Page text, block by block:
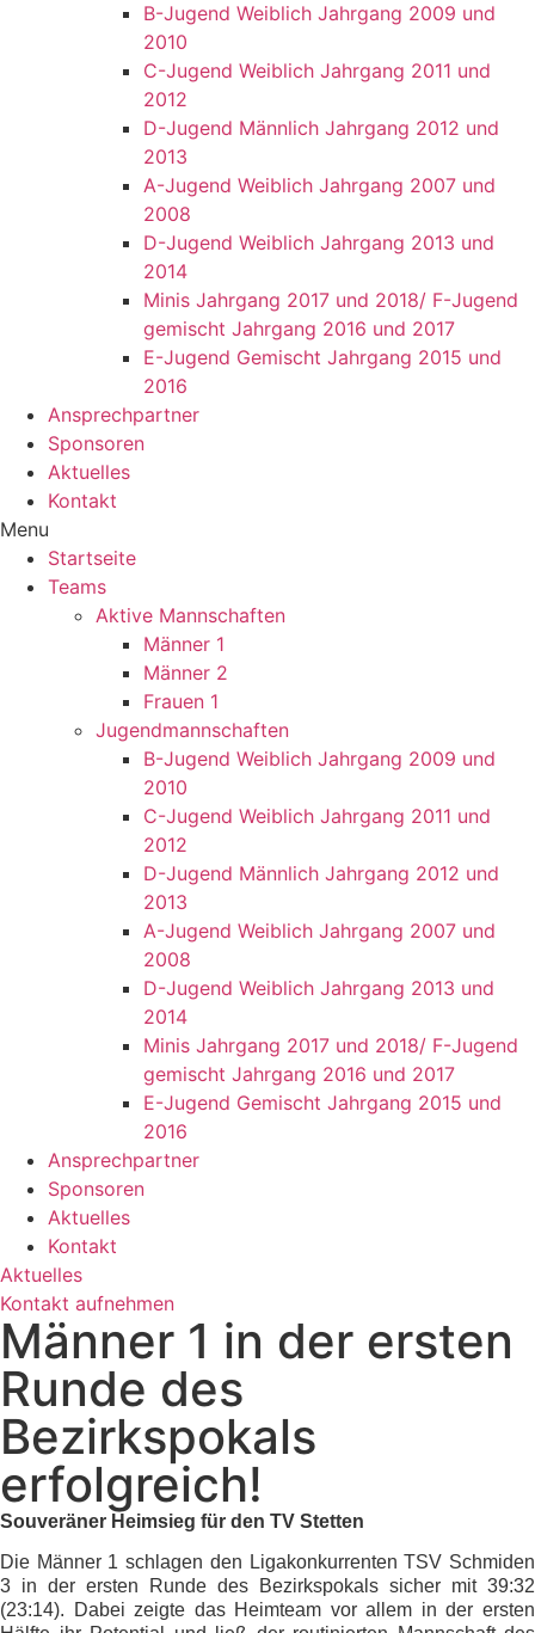
B-Jugend Weiblich Jahrgang 2009 und
2010
C-Jugend Weiblich Jahrgang 2011 und
2012
D-Jugend Männlich Jahrgang 2012 und
2013
A-Jugend Weiblich Jahrgang 2007 und
2008
D-Jugend Weiblich Jahrgang 2013 und
2014
Minis Jahrgang 2017 und 2018/ F-Jugend
gemischt Jahrgang 2016 und 2017
E-Jugend Gemischt Jahrgang 2015 und
2016
Ansprechpartner
Sponsoren
Aktuelles
Kontakt
Menu
Startseite
Teams
Aktive Mannschaften
Männer 1
Männer 2
Frauen 1
Jugendmannschaften
B-Jugend Weiblich Jahrgang 2009 und
2010
C-Jugend Weiblich Jahrgang 2011 und
2012
D-Jugend Männlich Jahrgang 2012 und
2013
A-Jugend Weiblich Jahrgang 2007 und
2008
D-Jugend Weiblich Jahrgang 2013 und
2014
Minis Jahrgang 2017 und 2018/ F-Jugend
gemischt Jahrgang 2016 und 2017
E-Jugend Gemischt Jahrgang 2015 und
2016
Ansprechpartner
Sponsoren
Aktuelles
Kontakt
Aktuelles
Kontakt aufnehmen
Männer 1 in der ersten
Runde des
Bezirkspokals
erfolgreich!
Souveräner Heimsieg für den TV Stetten
Die Männer 1 schlagen den Ligakonkurrenten TSV Schmiden
3 in der ersten Runde des Bezirkspokals sicher mit 39:32
(23:14). Dabei zeigte das Heimteam vor allem in der ersten